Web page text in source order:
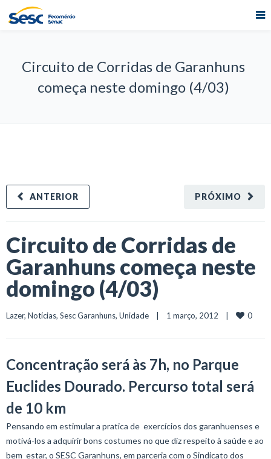
Circuito de Corridas de Garanhuns
começa neste domingo (4/03)
PRÓXIMO
ANTERIOR
Circuito de Corridas de
Garanhuns começa neste
domingo (4/03)
Lazer, Notícias, Sesc Garanhuns, Unidade
    |    1 março, 2012    |
0
Concentração será às 7h, no Parque
Euclides Dourado. Percurso total será
de 10 km
Pensando em estimular a pratica de exercícios dos garanhuenses e
motivá-los a adquirir bons costumes no que diz respeito à saúde e ao
bem estar, o SESC Garanhuns, em parceria com o Sindicato dos